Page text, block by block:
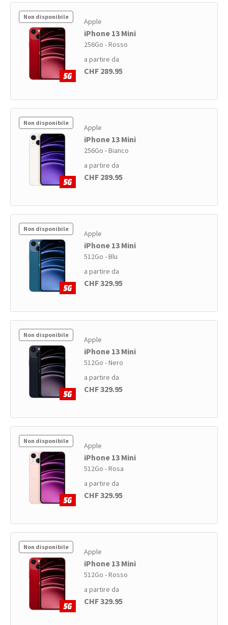
Non disponibile Apple
iPhone 13 Mini
256Go - Rosso
a partire da
CHF 289.95
Non disponibile Apple
iPhone 13 Mini
256Go - Bianco
a partire da
CHF 289.95
Non disponibile Apple
iPhone 13 Mini
512Go - Blu
a partire da
CHF 329.95
Non disponibile Apple
iPhone 13 Mini
512Go - Nero
a partire da
CHF 329.95
Non disponibile Apple
iPhone 13 Mini
512Go - Rosa
a partire da
CHF 329.95
Non disponibile Apple
iPhone 13 Mini
512Go - Rosso
a partire da
CHF 329.95